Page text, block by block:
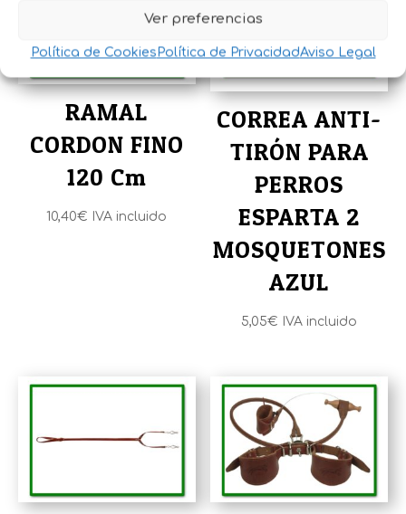
Ver preferencias
Política de Cookies Política de PrivacidadAviso Legal
RAMAL
CORDON FINO
120 Cm
10,40€ IVA incluido
CORREA ANTI-
TIRÓN PARA
PERROS
ESPARTA 2
MOSQUETONES
AZUL
5,05€ IVA incluido